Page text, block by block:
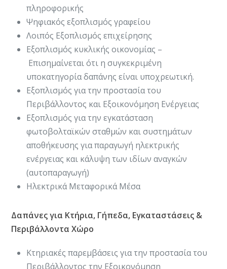
πληροφορικής
Ψηφιακός εξοπλισμός γραφείου
Λοιπός Εξοπλισμός επιχείρησης
Εξοπλισμός κυκλικής οικονομίας –
Επισημαίνεται ότι η συγκεκριμένη
υποκατηγορία δαπάνης είναι υποχρεωτική.
Εξοπλισμός για την προστασία του
Περιβάλλοντος και Εξοικονόμηση Ενέργειας
Εξοπλισμός για την εγκατάσταση
φωτοβολταϊκών σταθμών και συστημάτων
αποθήκευσης για παραγωγή ηλεκτρικής
ενέργειας και κάλυψη των ιδίων αναγκών
(αυτοπαραγωγή)
Ηλεκτρικά Μεταφορικά Μέσα
Δαπάνες για Κτήρια, Γήπεδα, Εγκαταστάσεις &
Περιβάλλοντα Χώρο
Κτηριακές παρεμβάσεις για την προστασία του
Περιβάλλοντος την Εξοικονόμηση